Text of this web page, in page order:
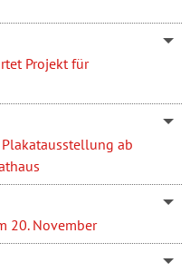
Projekt für
ab
20. November